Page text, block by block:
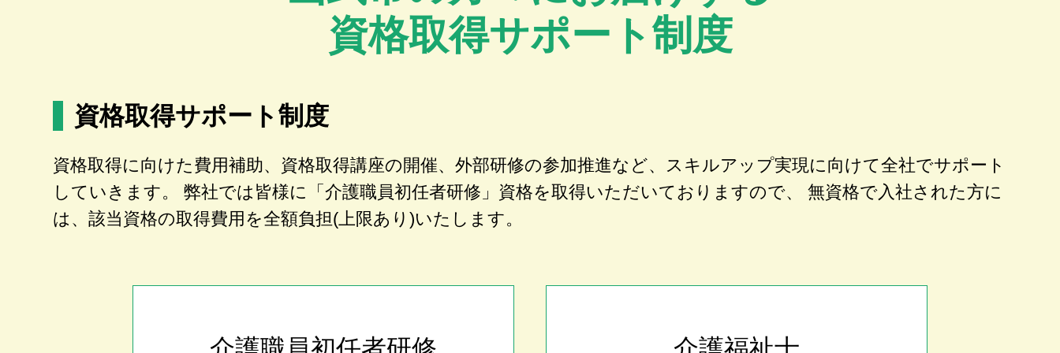
資格取得サポート制度
資格取得サポート制度
資格取得に向けた費用補助、資格取得講座の開催、外部研修の参加推進など、スキルアップ実現に向けて全社でサポート
していきます。 弊社では皆様に「介護職員初任者研修」資格を取得いただいておりますので、 無資格で入社された方に
は、該当資格の取得費用を全額負担(上限あり)いたします。